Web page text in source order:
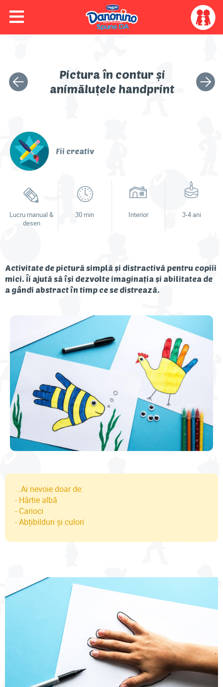
≡
menu
Video
Activități
Idei & sfaturi
Descoperă Danonino
My
account
Activitatea
anterioară
Pictura în contur și
animăluțele handprint
Fii creativ
Lucru manual &
desen
30 min Interior 3-4 ani
Activitate de pictură simplă și distractivă pentru copiii
mici. Îi ajută să își dezvolte imaginația și abilitatea de
a gândi abstract în timp ce se distrează.
...Ai nevoie doar de:
- Hârtie albă
- Carioci
- Abțibilduri și culori